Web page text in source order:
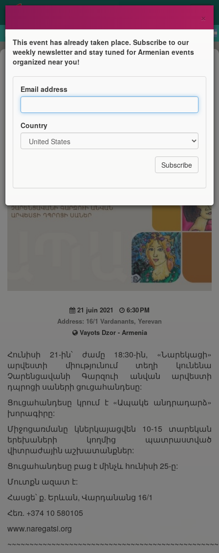
Concert
Ցուցահանդես ՆԱՄ-ում |
Exhibition at NAI
21 juin 2021
6:30 PM
Address: 16/1 Vardanants, Yerevan
Vayots Dzor - Armenia
Հունիսի 21-ին՝ ժամը 18:30-ին, «Նարեկացի»
արվեստի միությունում տեղի կունենա
Չարենցավանի Գարզուի անվան արվեստի
դպրոցի սաների ցուցահանդեսը:
Ցուցահանդեսը կրում է «Ապակե անդրադարձ»
խորագիրը:
Միջոցառմանը կներկայացվեն 10-15 տարեկան
երեխաների կողմից պատրաստված
վիտրաժային աշխատանքներ:
Ցուցահանդեսը բաց է մինչև հունիսի 25-ը:
Մուտքն ազատ է:
Հասցե՝ ք. Երևան, Վարդանանց 16/1
Հեռ. +374 10 580105
www.naregatsi.org
×
This event has already taken place. Subscribe to our
weekly newsletter and stay tuned for Armenian events
organized near you!
Email address
Country